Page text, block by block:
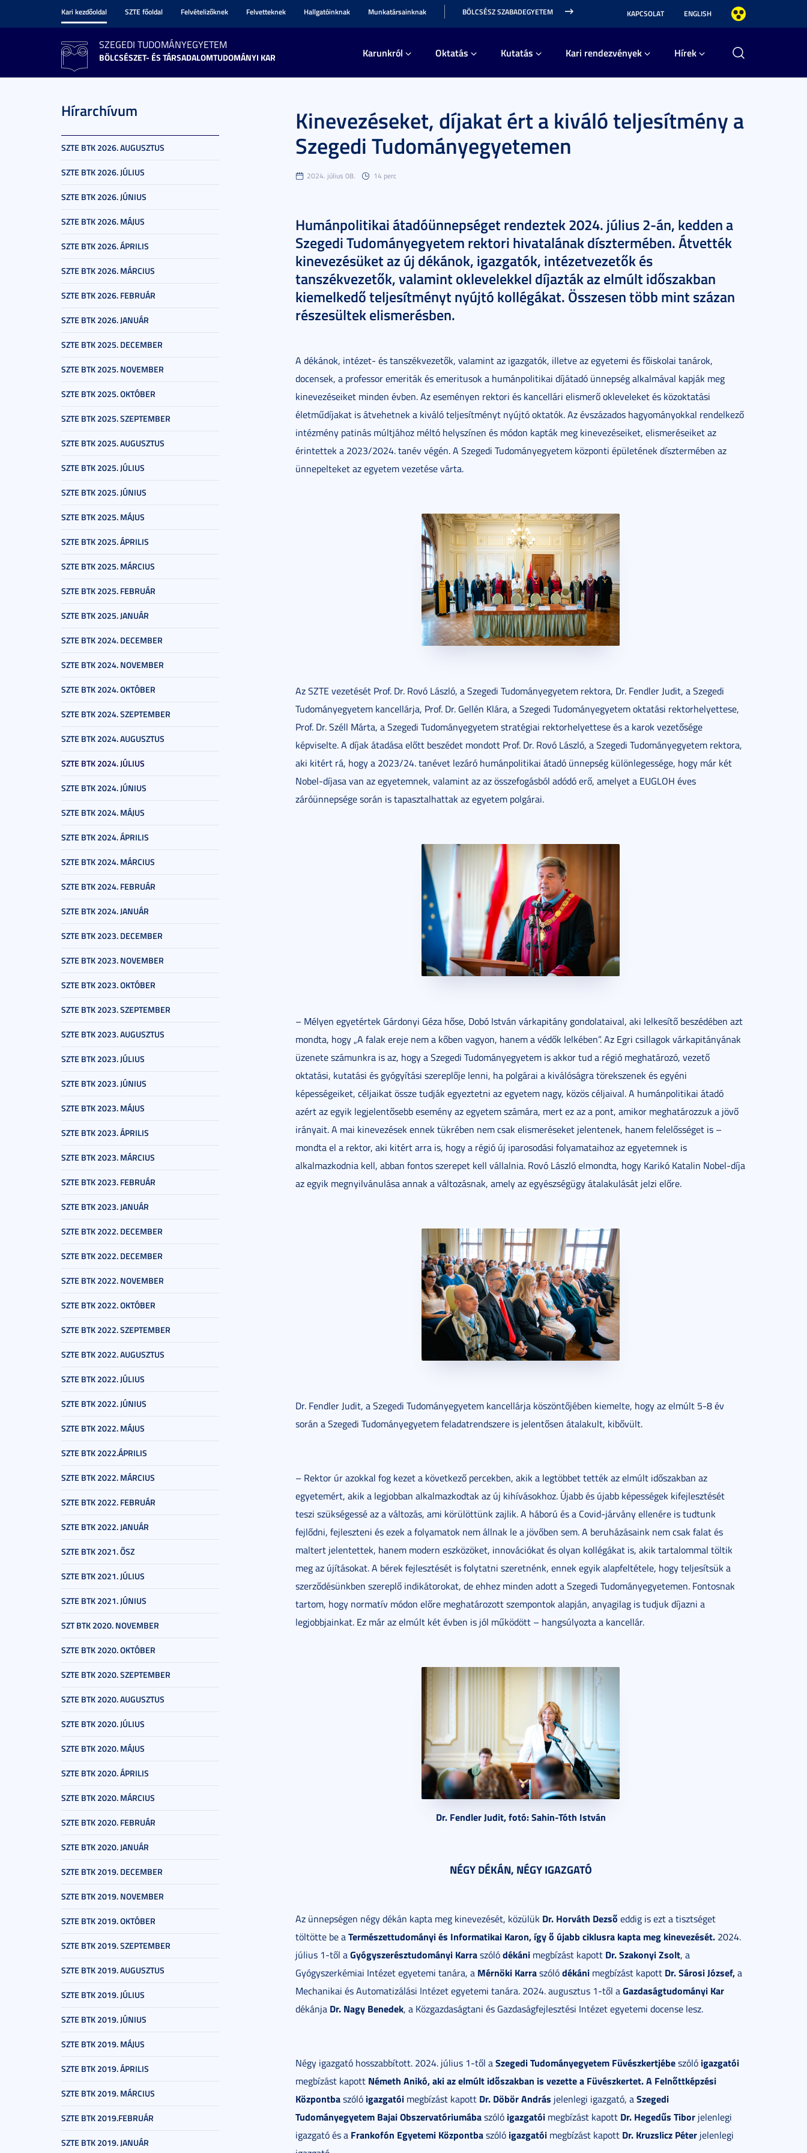
Kari kezdőoldal SZTE főoldal Felvételizőknek Felvetteknek Hallgatóinknak Munkatársainknak BÖLCSÉSZ SZABADEGYETEM KAPCSOLAT ENGLISH
SZEGEDI TUDOMÁNYEGYETEM
BÖLCSÉSZET- ÉS TÁRSADALOMTUDOMÁNYI KAR Karunkról Oktatás Kutatás Kari rendezvények Hírek
Hírarchívum
SZTE BTK 2026. AUGUSZTUS
SZTE BTK 2026. JÚLIUS
SZTE BTK 2026. JÚNIUS
SZTE BTK 2026. MÁJUS
SZTE BTK 2026. ÁPRILIS
SZTE BTK 2026. MÁRCIUS
SZTE BTK 2026. FEBRUÁR
SZTE BTK 2026. JANUÁR
SZTE BTK 2025. DECEMBER
SZTE BTK 2025. NOVEMBER
SZTE BTK 2025. OKTÓBER
SZTE BTK 2025. SZEPTEMBER
SZTE BTK 2025. AUGUSZTUS
SZTE BTK 2025. JÚLIUS
SZTE BTK 2025. JÚNIUS
SZTE BTK 2025. MÁJUS
SZTE BTK 2025. ÁPRILIS
SZTE BTK 2025. MÁRCIUS
SZTE BTK 2025. FEBRUÁR
SZTE BTK 2025. JANUÁR
SZTE BTK 2024. DECEMBER
SZTE BTK 2024. NOVEMBER
SZTE BTK 2024. OKTÓBER
SZTE BTK 2024. SZEPTEMBER
SZTE BTK 2024. AUGUSZTUS
SZTE BTK 2024. JÚLIUS
SZTE BTK 2024. JÚNIUS
SZTE BTK 2024. MÁJUS
SZTE BTK 2024. ÁPRILIS
SZTE BTK 2024. MÁRCIUS
SZTE BTK 2024. FEBRUÁR
SZTE BTK 2024. JANUÁR
SZTE BTK 2023. DECEMBER
SZTE BTK 2023. NOVEMBER
SZTE BTK 2023. OKTÓBER
SZTE BTK 2023. SZEPTEMBER
SZTE BTK 2023. AUGUSZTUS
SZTE BTK 2023. JÚLIUS
SZTE BTK 2023. JÚNIUS
SZTE BTK 2023. MÁJUS
SZTE BTK 2023. ÁPRILIS
SZTE BTK 2023. MÁRCIUS
SZTE BTK 2023. FEBRUÁR
SZTE BTK 2023. JANUÁR
SZTE BTK 2022. DECEMBER
SZTE BTK 2022. DECEMBER
SZTE BTK 2022. NOVEMBER
SZTE BTK 2022. OKTÓBER
SZTE BTK 2022. SZEPTEMBER
SZTE BTK 2022. AUGUSZTUS
SZTE BTK 2022. JÚLIUS
SZTE BTK 2022. JÚNIUS
SZTE BTK 2022. MÁJUS
SZTE BTK 2022.ÁPRILIS
SZTE BTK 2022. MÁRCIUS
SZTE BTK 2022. FEBRUÁR
SZTE BTK 2022. JANUÁR
SZTE BTK 2021. ŐSZ
SZTE BTK 2021. JÚLIUS
SZTE BTK 2021. JÚNIUS
SZT BTK 2020. NOVEMBER
SZTE BTK 2020. OKTÓBER
SZTE BTK 2020. SZEPTEMBER
SZTE BTK 2020. AUGUSZTUS
SZTE BTK 2020. JÚLIUS
SZTE BTK 2020. MÁJUS
SZTE BTK 2020. ÁPRILIS
SZTE BTK 2020. MÁRCIUS
SZTE BTK 2020. FEBRUÁR
SZTE BTK 2020. JANUÁR
SZTE BTK 2019. DECEMBER
SZTE BTK 2019. NOVEMBER
SZTE BTK 2019. OKTÓBER
SZTE BTK 2019. SZEPTEMBER
SZTE BTK 2019. AUGUSZTUS
SZTE BTK 2019. JÚLIUS
SZTE BTK 2019. JÚNIUS
SZTE BTK 2019. MÁJUS
SZTE BTK 2019. ÁPRILIS
SZTE BTK 2019. MÁRCIUS
SZTE BTK 2019.FEBRUÁR
SZTE BTK 2019. JANUÁR
Kinevezéseket, díjakat ért a kiváló teljesítmény a
Szegedi Tudományegyetemen
2024. július 08. 14 perc
Humánpolitikai átadóünnepséget rendeztek 2024. július 2-án, kedden a
Szegedi Tudományegyetem rektori hivatalának dísztermében. Átvették
kinevezésüket az új dékánok, igazgatók, intézetvezetők és
tanszékvezetők, valamint oklevelekkel díjazták az elmúlt időszakban
kiemelkedő teljesítményt nyújtó kollégákat. Összesen több mint százan
részesültek elismerésben.
A dékánok, intézet- és tanszékvezetők, valamint az igazgatók, illetve az egyetemi és főiskolai tanárok,
docensek, a professor emeriták és emeritusok a humánpolitikai díjátadó ünnepség alkalmával kapják meg
kinevezéseiket minden évben. Az eseményen rektori és kancellári elismerő okleveleket és közoktatási
életműdíjakat is átvehetnek a kiváló teljesítményt nyújtó oktatók. Az évszázados hagyományokkal rendelkező
intézmény patinás múltjához méltó helyszínen és módon kapták meg kinevezéseiket, elismeréseiket az
érintettek a 2023/2024. tanév végén. A Szegedi Tudományegyetem központi épületének dísztermében az
ünnepelteket az egyetem vezetése várta.
Az SZTE vezetését Prof. Dr. Rovó László, a Szegedi Tudományegyetem rektora, Dr. Fendler Judit, a Szegedi
Tudományegyetem kancellárja, Prof. Dr. Gellén Klára, a Szegedi Tudományegyetem oktatási rektorhelyettese,
Prof. Dr. Széll Márta, a Szegedi Tudományegyetem stratégiai rektorhelyettese és a karok vezetősége
képviselte. A díjak átadása előtt beszédet mondott Prof. Dr. Rovó László, a Szegedi Tudományegyetem rektora,
aki kitért rá, hogy a 2023/24. tanévet lezáró humánpolitikai átadó ünnepség különlegessége, hogy már két
Nobel-díjasa van az egyetemnek, valamint az az összefogásból adódó erő, amelyet a EUGLOH éves
záróünnepsége során is tapasztalhattak az egyetem polgárai.
– Mélyen egyetértek Gárdonyi Géza hőse, Dobó István várkapitány gondolataival, aki lelkesítő beszédében azt
mondta, hogy „A falak ereje nem a kőben vagyon, hanem a védők lelkében”. Az Egri csillagok várkapitányának
üzenete számunkra is az, hogy a Szegedi Tudományegyetem is akkor tud a régió meghatározó, vezető
oktatási, kutatási és gyógyítási szereplője lenni, ha polgárai a kiválóságra törekszenek és egyéni
képességeiket, céljaikat össze tudják egyeztetni az egyetem nagy, közös céljaival. A humánpolitikai átadó
azért az egyik legjelentősebb esemény az egyetem számára, mert ez az a pont, amikor meghatározzuk a jövő
irányait. A mai kinevezések ennek tükrében nem csak elismeréseket jelentenek, hanem felelősséget is –
mondta el a rektor, aki kitért arra is, hogy a régió új iparosodási folyamataihoz az egyetemnek is
alkalmazkodnia kell, abban fontos szerepet kell vállalnia. Rovó László elmondta, hogy Karikó Katalin Nobel-díja
az egyik megnyilvánulása annak a változásnak, amely az egyészségügy átalakulását jelzi előre.
Dr. Fendler Judit, a Szegedi Tudományegyetem kancellárja köszöntőjében kiemelte, hogy az elmúlt 5-8 év
során a Szegedi Tudományegyetem feladatrendszere is jelentősen átalakult, kibővült.
– Rektor úr azokkal fog kezet a következő percekben, akik a legtöbbet tették az elmúlt időszakban az
egyetemért, akik a legjobban alkalmazkodtak az új kihívásokhoz. Újabb és újabb képességek kifejlesztését
teszi szükségessé az a változás, ami körülöttünk zajlik. A háború és a Covid-járvány ellenére is tudtunk
fejlődni, fejleszteni és ezek a folyamatok nem állnak le a jövőben sem. A beruházásaink nem csak falat és
maltert jelentettek, hanem modern eszközöket, innovációkat és olyan kollégákat is, akik tartalommal töltik
meg az újításokat. A bérek fejlesztését is folytatni szeretnénk, ennek egyik alapfeltétele, hogy teljesítsük a
szerződésünkben szereplő indikátorokat, de ehhez minden adott a Szegedi Tudományegyetemen. Fontosnak
tartom, hogy normatív módon előre meghatározott szempontok alapján, anyagilag is tudjuk díjazni a
legjobbjainkat. Ez már az elmúlt két évben is jól működött – hangsúlyozta a kancellár.
Dr. Fendler Judit, fotó: Sahin-Tóth István
NÉGY DÉKÁN, NÉGY IGAZGATÓ
Az ünnepségen négy dékán kapta meg kinevezését, közülük Dr. Horváth Dezső eddig is ezt a tisztséget
töltötte be aTermészettudományi és Informatikai Karon, így ő újabb ciklusra kapta meg kinevezését. 2024.
július 1-től aGyógyszerésztudományi Karraszólódékáni megbízást kapott Dr. Szakonyi Zsolt, a
Gyógyszerkémiai Intézet egyetemi tanára, a Mérnöki Karraszólódékáni megbízást kapott Dr. Sárosi József,a
Mechanikai és Automatizálási Intézet egyetemi tanára. 2024. augusztus 1-től aGazdaságtudományi Kar
dékánja Dr. Nagy Benedek, a Közgazdaságtani és Gazdaságfejlesztési Intézet egyetemi docense lesz.
Négy igazgató hosszabbított. 2024. július 1-től aSzegedi Tudományegyetem Füvészkertjébeszóló igazgatói
megbízást kapott Németh Anikó, aki az elmúlt időszakban is vezette a Füvészkertet. A Felnőttképzési
Központbaszóló igazgatói megbízást kapott Dr. Döbör András jelenlegi igazgató, aSzegedi
Tudományegyetem Bajai Obszervatóriumábaszóló igazgatói megbízást kapott Dr. Hegedűs Tibor jelenlegi
igazgató és a Frankofón Egyetemi Központbaszóló igazgatói megbízást kapott Dr. Kruzslicz Péter jelenlegi